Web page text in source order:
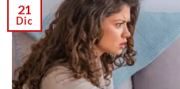
21
Dic